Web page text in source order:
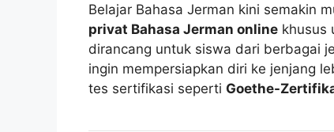
Belajar Bahasa Jerman kini semakin
privat Bahasa Jerman online khusus
dirancang untuk siswa dari berbagai
ingin mempersiapkan diri ke jenjang
tes sertifikasi seperti Goethe-